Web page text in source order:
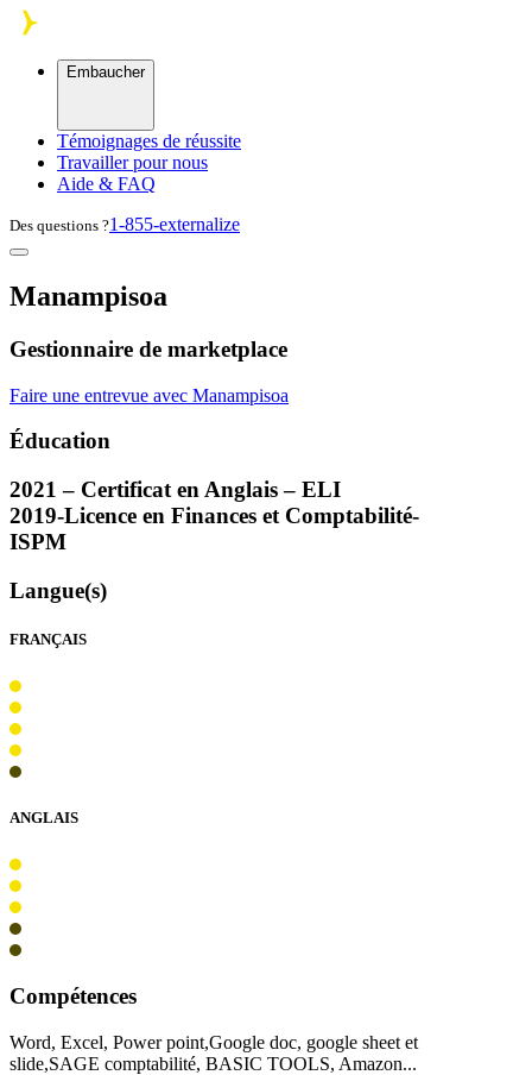
Skip to main content
Embaucher
Témoignages de réussite
Travailler pour nous
Aide & FAQ
Des questions ?1-855-externalize
Manampisoa
Gestionnaire de marketplace
Faire une entrevue avec Manampisoa
Éducation
2021 – Certificat en Anglais – ELI
2019-Licence en Finances et Comptabilité-
ISPM
Langue(s)
FRANÇAIS
ANGLAIS
Compétences
Word, Excel, Power point,Google doc, google sheet et
slide,SAGE comptabilité, BASIC TOOLS, Amazon...